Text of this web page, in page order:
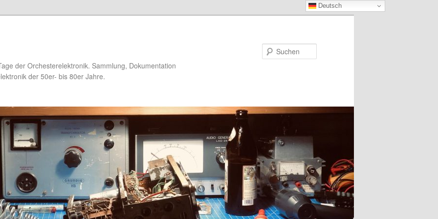
der Orchesterelektronik. Sammlung, Dokumentation
der 50er- bis 80er Jahre.
Deutsch